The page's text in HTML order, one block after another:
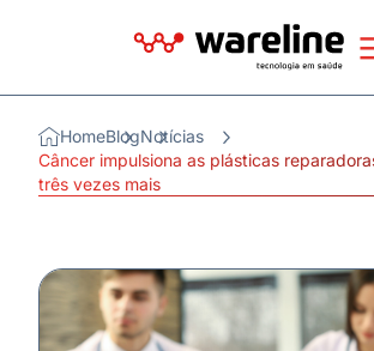
HomeBlogNotícias
Câncer impulsiona as plásticas
três vezes mais